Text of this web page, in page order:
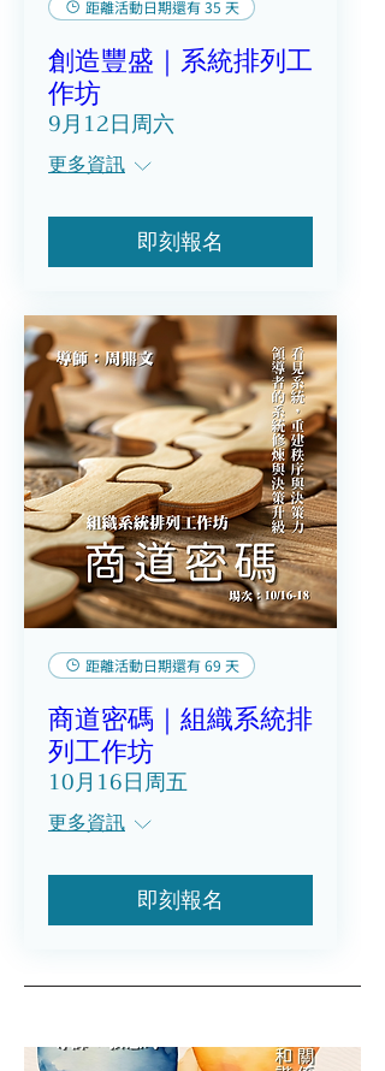
距離活動日期還有 35 天
創造豐盛｜系統排列工
作坊
9月12日周六
更多資訊
即刻報名
距離活動日期還有 69 天
商道密碼｜組織系統排
列工作坊
10月16日周五
更多資訊
即刻報名